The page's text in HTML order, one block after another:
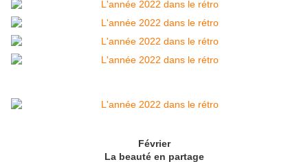
Février
La beauté en partage